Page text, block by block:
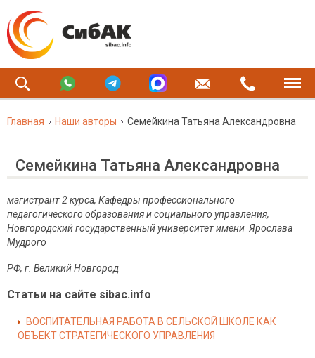
Главная Наши авторы Семейкина Татьяна Александровна
Семейкина Татьяна Александровна
магистрант 2 курса, Кафедры профессионального
педагогического образования и социального управления,
Новгородский государственный университет имени Ярослава
Мудрого
РФ, г. Великий Новгород
Статьи на сайте sibac.info
ВОСПИТАТЕЛЬНАЯ РАБОТА В СЕЛЬСКОЙ ШКОЛЕ КАК
ОБЪЕКТ СТРАТЕГИЧЕСКОГО УПРАВЛЕНИЯ